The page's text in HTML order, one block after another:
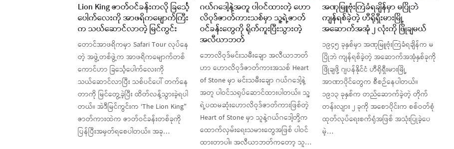
Lion King ဇာတ်ဝင်ခန်းကလို ခြင်္သေ့
ပေါက်လေးကို အာဖရိကမျောက်ကြီး
က သယ်ဆောင်လာတဲ့ မြင်ကွင်း
တောင်အာဖရိကမှာ Safari Tour လုပ်နေ
တဲ့ အဖွဲ့တစ်ဖွဲ့က အာဖရိကမျောက်တစ်
ကောင်ဟာ ခြင်္သေ့ပေါက်လေးကို
သယ်ဆောင်လာပြီး သစ်ပင်ပေါ် တက်နေ
တာကို မြင်တွေ့ခဲ့ပြီး ထိတ်လန့်သွားခဲ့ရပါ
တယ်။ အဲဒီမြင်ကွင်းက ‘The Lion King”
ဇာတ်ကားထဲက ဇာတ်ဝင်ခန်းတစ်ခုကို
ပြန်ပြီးအမှတ်ရစေပါတယ်။ အခု…
ဂယ်ဂဒေါ့နဲ့အတူ ပါဝင်ထားတဲ့ ဟော
လိဝုဒ်ဇာတ်ကားသစ်မှာ သူ့ရဲ့ဇာတ်
ဝင်ခန်းတွေကို ရိုက်ကူးပြီးသွားတဲ့
အလီယာဘတ်
ဘောလိဝုဒ်မင်းသမီးချော အလီယာဘတ်
ဟာ ဟောလိဝုဒ်ဇာတ်ကားအသစ် Heart
of Stone မှာ မင်းသမီးချော ဂယ်ဂဒေါ့နဲ့
အတူ ပါဝင်သရုပ်ဆောင်ထားပါတယ်။ သူ့
ရဲ့ပထမဆုံးဟောလိဝုဒ်ဇာတ်ကားဖြစ်တဲ့
Heart of Stone မှာ သူနဲ့ဂယ်ဂဒေါ့တို့က
ထောက်လှမ်းရေးသမားတွေအဖြစ် ပါဝင်
ထားတာပါ။ အလီယာဘတ်ကတော့ သူ…
အဏုမြူဗုံးကြဲခံရချိန်မှာ မပြိုဘဲ
ကျန်ရစ်ခဲ့တဲ့ ဟီရိုရှီးမားမြို့
အဆောက်အအုံ ၂ လုံးကို ဖြိုချမယ်
၁၉၄၅ ခုနှစ်မှာ အဏုမြူဗုံးကြဲခံရချိန်က မ
ပြိုဘဲ ကျန်ရစ်ခဲ့တဲ့ အဆောက်အအုံနှစ်ခုကို
ဖြိုချဖို့ ဂျပန်နိုင်ငံ ဟီရိုရှီးမားမြို့
အာဏာပိုင်တွေက စီစဉ်နေပါတယ်။
၁၉၁၃ ခုနှစ်က တည်ဆောက်ခဲ့တဲ့ တိုက်
တန်းလျား ၂ ခုကို အစောပိုင်းက စစ်ဝတ်စုံ
ထုတ်လုပ်ရေးစက်ရုံအဖြစ် အသုံးပြုခဲ့ပေ
မဲ့…